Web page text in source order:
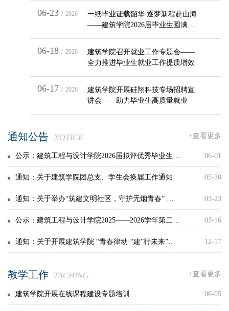
06-23 / 2026
一纸毕业证载韶华 逐梦新程赴山海
——建筑学院2026届毕业生圆满毕
06-18 / 2026
建筑学院召开就业工作专题会——
全力推进毕业生就业工作提质增效
06-17 / 2026
建筑学院开展硅翔科技专场招聘宣
讲会——助力毕业生高质量就业
通知公告 NOTICE +查看更多
公示：建筑工程与设计学院2026届拟评优秀毕业生、毕业生单项先进个人名单的公示 06-01
通知：关于建筑学院团总支、学生会换届工作通知 05-30
通知：关于举办“筑建文明社区，守护无烟青春” 校园控烟主题活动通知 03-23
公示：建筑工程与设计学院2025——2026学年第二学期团总支推优名单公示 03-16
通知：关于开展建筑学院 “青春律动·“建”行未来”活动的通知 12-17
教学工作 TACHING +查看更多
建筑学院开展在线课程建设专题培训 06-05